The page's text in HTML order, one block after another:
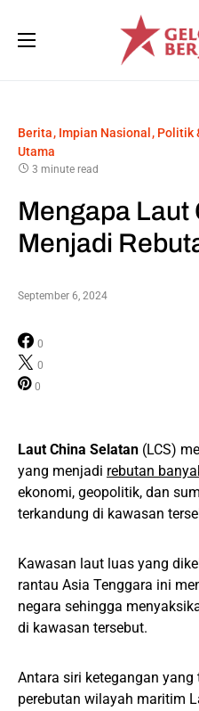
Berita Impian Nasional Politik
Utama
3 minute read
Mengapa Laut
Menjadi
September 6, 2024
0
0
0
Laut China Selatan (LCS)
yang menjadi rebutan
ekonomi, geopolitik, dan
terkandung di kawasan
Kawasan laut luas yang
rantau Asia Tenggara ini
negara sehingga
di kawasan tersebut.
Antara siri ketegangan
perebutan wilayah maritim